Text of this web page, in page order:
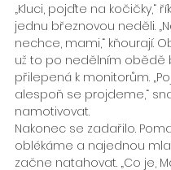
„Kluci, pojďte na kočičky,“
jednu březnovou neděli.
nechce, mami,“ kňourají.
už to po nedělním obědě
přilepená k monitorům.
alespoň se projdeme,“
namotivovat.
Nakonec se zadařilo.
oblékáme a najednou
začne natahovat. „Co je,